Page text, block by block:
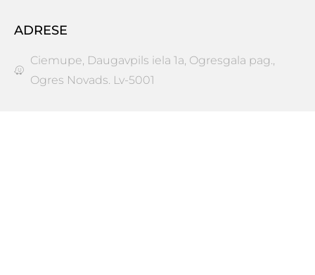
ADRESE
Ciemupe, Daugavpils iela 1a, Ogresgala pag.,
Ogres Novads. Lv-5001